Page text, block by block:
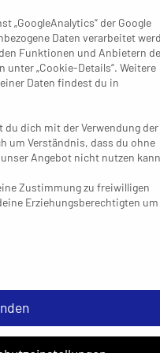
6:10 (18.) fanden die
doch sie wussten sich
(20.), 12:12 (28.), 13:13
eine Dreier-Serie zum
in der Folge gut im Griff
(41.) deutet alles auf
– was offensichtich die
Beim 18:19 (45.),
bestückten
Spannung da – und
plötzlich noch einmal
allerdings feiernde
gegenüber. TuSEM-
analaysierte das
„GoogleAnalytics“ der Google
Daten verarbeitet
Funktionen und Anbietern
„Cookie-Details“. Weitere
Daten findest du in
du dich mit der Verwendung der
um Verständnis, dass du ohne
Angebot nicht nutzen
Zustimmung zu freiwilligen
Erziehungsberechtigten um